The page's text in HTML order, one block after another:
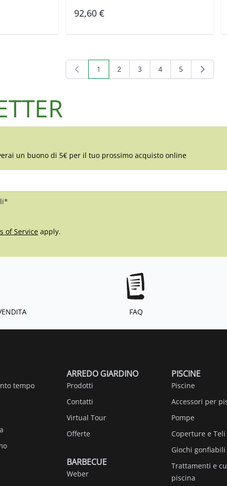
92,60 €
Attualmente stai leggendo la pagina
1 Pagina
2 Pagina
3 Pagina
4 Pagina
5
un buono di 5€ per il tuo prossimo acquisto online
of Service apply.
FAQ
tempo
ARREDO GIARDINO
Prodotti
Contatti
Virtual Tour
Offerte
BARBECUE
Weber
PISCINE
Piscine
Accessori per
Pompe
Coperture e Teli
Giochi gonfiabili
Trattamenti e
piscina